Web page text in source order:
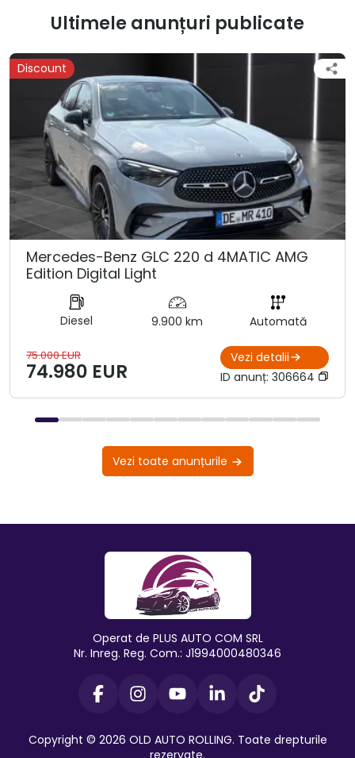
Ultimele anunțuri publicate
Discount
Mercedes-Benz GLC 220 d 4MATIC AMG
Edition Digital Light
Diesel 9.900 km Automată
75.000 EUR
74.980 EUR
Vezi detalii
ID anunț: 306664
Vezi toate anunțurile
Operat de PLUS AUTO COM SRL
Nr. Inreg. Reg. Com.: J1994000480346
Copyright © 2026 OLD AUTO ROLLING. Toate drepturile
rezervate.